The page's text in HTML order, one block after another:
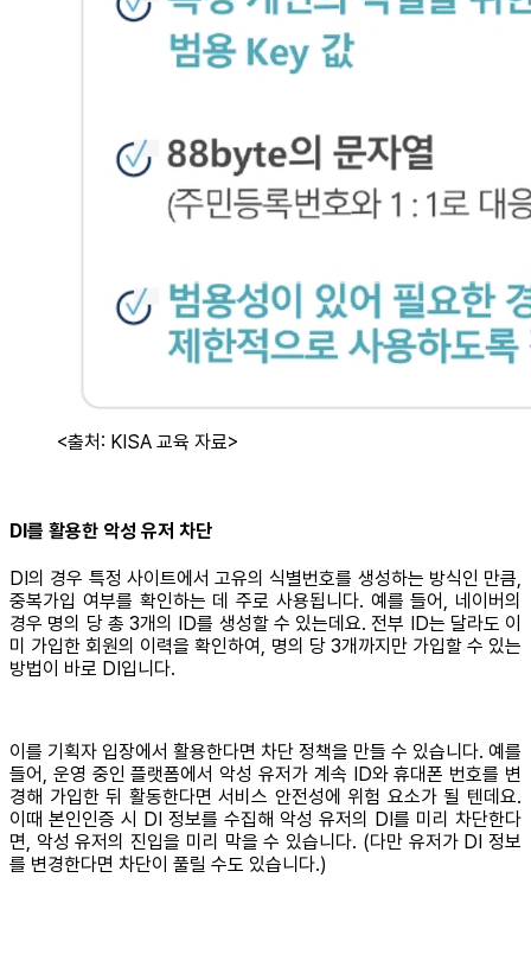
<출처: KISA 교육 자료>
DI를 활용한 악성 유저 차단
DI의 경우 특정 사이트에서 고유의 식별번호를 생성하는 방식인 만큼,
중복가입 여부를 확인하는 데 주로 사용됩니다. 예를 들어, 네이버의
경우 명의 당 총 3개의 ID를 생성할 수 있는데요. 전부 ID는 달라도 이
미 가입한 회원의 이력을 확인하여, 명의 당 3개까지만 가입할 수 있는
방법이 바로 DI입니다.
이를 기획자 입장에서 활용한다면 차단 정책을 만들 수 있습니다. 예를
들어, 운영 중인 플랫폼에서 악성 유저가 계속 ID와 휴대폰 번호를 변
경해 가입한 뒤 활동한다면 서비스 안전성에 위험 요소가 될 텐데요.
이때 본인인증 시 DI 정보를 수집해 악성 유저의 DI를 미리 차단한다
면, 악성 유저의 진입을 미리 막을 수 있습니다. (다만 유저가 DI 정보
를 변경한다면 차단이 풀릴 수도 있습니다.)